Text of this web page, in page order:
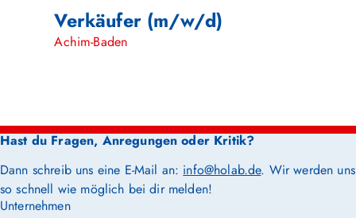
Verkäufer (m/w/d)
Achim-Baden
Hast du Fragen, Anregungen oder Kritik?
Dann schreib uns eine E-Mail an: info@holab.de. Wir werden uns
so schnell wie möglich bei dir melden!
Unternehmen